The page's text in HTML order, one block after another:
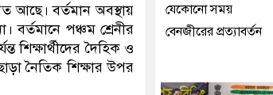
আছে। বর্তমান অবস্থায়
বর্তমানে পঞ্চম শ্রেনীর
শিক্ষার্থীদের দৈহিক ও
নৈতিক শিক্ষার উপর
যেকোনো সময়
বেনজীরের প্রত্যাবর্তন